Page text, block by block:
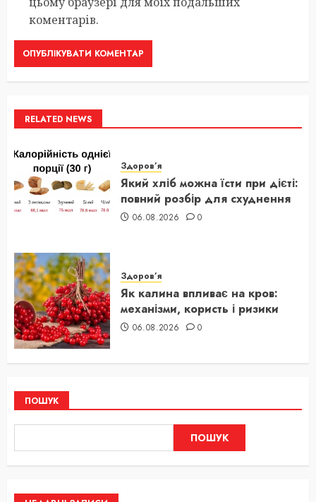
коментарів.
RELATED NEWS
Здоров’я
Який хліб можна їсти при дієті:
повний розбір для схуднення
06.08.2026 0
Здоров’я
Як калина впливає на кров:
механізми, користь і ризики
06.08.2026 0
ПОШУК
ПОШУК